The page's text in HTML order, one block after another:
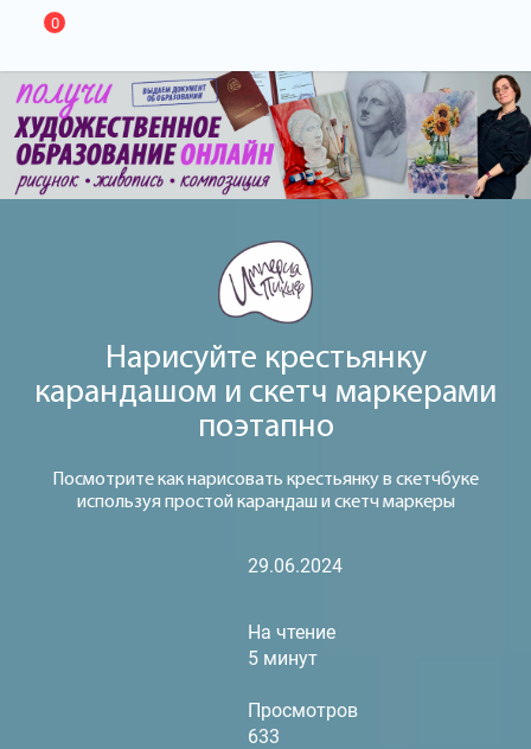
0
Нарисуйте крестьянку
карандашом и скетч маркерами
поэтапно
Посмотрите как нарисовать крестьянку в скетчбуке
используя простой карандаш и скетч маркеры
29.06.2024
На чтение
5 минут
Просмотров
633